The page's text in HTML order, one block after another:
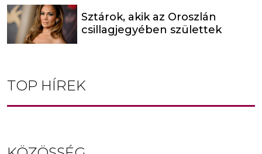
Sztárok, akik az Oroszlán
csillagjegyében születtek
TOP HÍREK